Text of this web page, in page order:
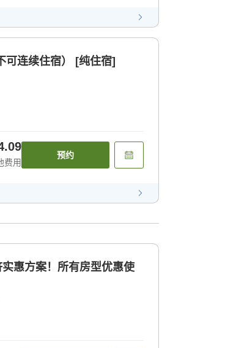
连续住宿） [纯住宿]
费用
预约
惠方案！所有房型优惠使